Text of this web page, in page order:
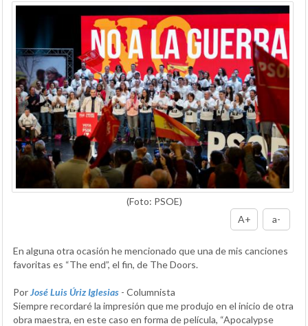
(Foto: PSOE)
A+
a-
En alguna otra ocasión he mencionado que una de mis canciones
favoritas es “The end”, el fin, de The Doors.
PorJosé Luis Úriz Iglesias - Columnista
Siempre recordaré la impresión que me produjo en el inicio de otra
obra maestra, en este caso en forma de película, “Apocalypse